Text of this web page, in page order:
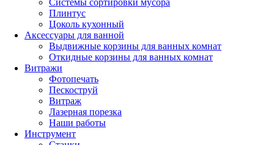
Плинтус
Цоколь кухонный
Аксессуары для ванной
Выдвижные корзины для ванных комнат
Откидные корзины для ванных комнат
Витражи
Фотопечать
Пескоструй
Витраж
Лазерная порезка
Наши работы
Инструмент